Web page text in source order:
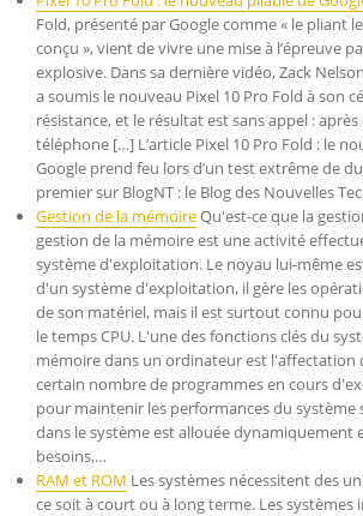
Fold, présenté par Google comme « le pliant
conçu », vient de vivre une mise à l’épreuve
explosive. Dans sa dernière vidéo, Zack
a soumis le nouveau Pixel 10 Pro Fold à son
résistance, et le résultat est sans appel :
téléphone […] L’article Pixel 10 Pro Fold : le
Google prend feu lors d’un test extrême de
premier sur BlogNT : le Blog des Nouvelles
Gestion de la mémoireQu'est-ce que la
gestion de la mémoire est une activité
système d'exploitation. Le noyau lui-même
d'un système d'exploitation, il gère les
de son matériel, mais il est surtout connu
le temps CPU. L'une des fonctions clés du
mémoire dans un ordinateur est l'affectation
certain nombre de programmes en cours
pour maintenir les performances du système
dans le système est allouée dynamiquement
besoins,…
RAM et ROM Les systèmes nécessitent des
ce soit à court ou à long terme. Les